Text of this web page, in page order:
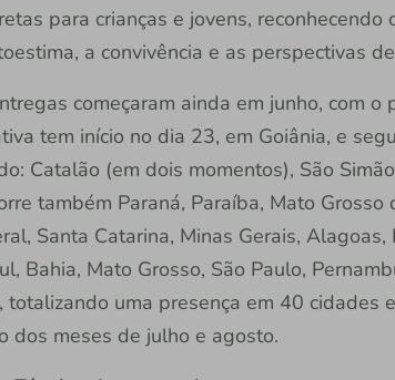
para crianças e jovens,
a convivência e as perspectivas
começaram ainda em junho, com
tem início no dia 23, em Goiânia, e
Catalão (em dois momentos), São
também Paraná, Paraíba, Mato
Santa Catarina, Minas Gerais,
Bahia, Mato Grosso, São Paulo,
totalizando uma presença em 40 cidades
dos meses de julho e agosto.